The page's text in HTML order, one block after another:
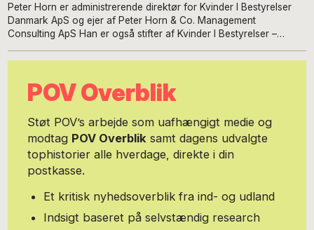
Peter Horn er administrerende direktør for Kvinder I Bestyrelser
Danmark ApS og ejer af Peter Horn & Co. Management
Consulting ApS Han er også stifter af Kvinder I Bestyrelser –
Executive Magazine og Executive Magazine’s Books. Tidligere i
2, Kanal Danmark, TVE China Master in Experience Leadership
Award 2010 Tdl. i advisory board og forretningsudvalg for Master
workshops i ledelse og personlig branding fra Grønland til
Australien Bestyrelsesmedlem i Foreningen for Undersøgende
Journalistik, www.fuj.dk Medlem af Investigative Reporters and
Editors, www.ire.org www.kvinderibestyrelser.dk Kontakt:
www.peterhorn.dk
POV Overblik
Støt POV’s arbejde som uafhængigt medie og
modtag POV Overbliksamt dagens udvalgte
tophistorier alle hverdage, direkte i din
postkasse.
Et kritisk nyhedsoverblik fra ind- og udland
Indsigt baseret på selvstændig research